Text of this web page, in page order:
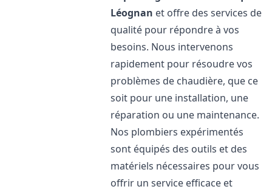
Léognan et offre des services de
qualité pour répondre à vos
besoins. Nous intervenons
rapidement pour résoudre vos
problèmes de chaudière, que ce
soit pour une installation, une
réparation ou une maintenance.
Nos plombiers expérimentés
sont équipés des outils et des
matériels nécessaires pour vous
offrir un service efficace et